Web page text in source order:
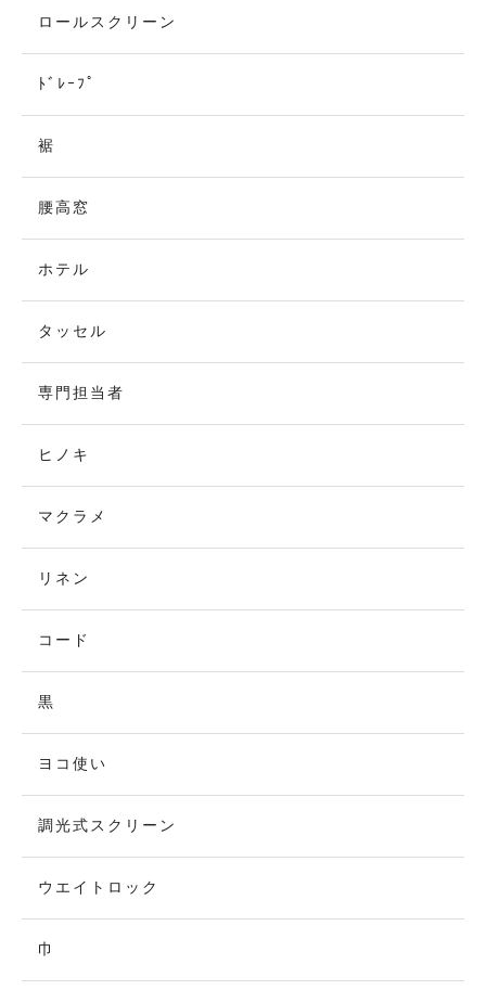
ロールスクリーン
ﾄﾞﾚｰﾌﾟ
裾
腰高窓
ホテル
タッセル
専門担当者
ヒノキ
マクラメ
リネン
コード
黒
ヨコ使い
調光式スクリーン
ウエイトロック
巾